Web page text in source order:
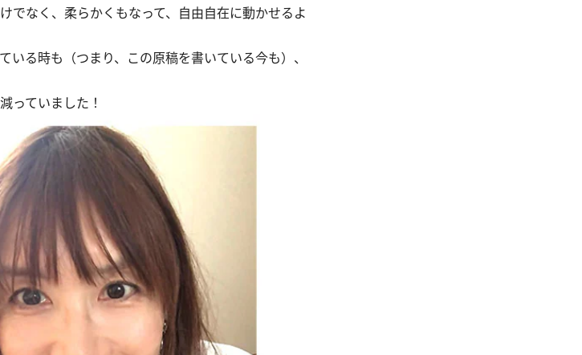
なく、柔らかくもなって、自由自在に動かせるよ
る時も（つまり、この原稿を書いている今も）、
っていました！